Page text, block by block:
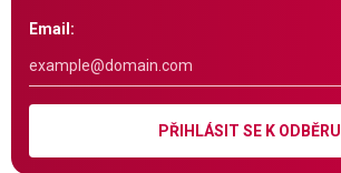
Email:
PŘIHLÁSIT SE K ODBĚRU